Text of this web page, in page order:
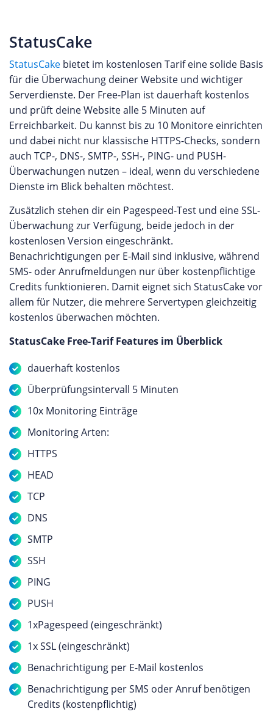
StatusCake
StatusCake bietet im kostenlosen Tarif eine solide Basis
für die Überwachung deiner Website und wichtiger
Serverdienste. Der Free-Plan ist dauerhaft kostenlos
und prüft deine Website alle 5 Minuten auf
Erreichbarkeit. Du kannst bis zu 10 Monitore einrichten
und dabei nicht nur klassische HTTPS-Checks, sondern
auch TCP-, DNS-, SMTP-, SSH-, PING- und PUSH-
Überwachungen nutzen – ideal, wenn du verschiedene
Dienste im Blick behalten möchtest.
Zusätzlich stehen dir ein Pagespeed-Test und eine SSL-
Überwachung zur Verfügung, beide jedoch in der
kostenlosen Version eingeschränkt.
Benachrichtigungen per E-Mail sind inklusive, während
SMS- oder Anrufmeldungen nur über kostenpflichtige
Credits funktionieren. Damit eignet sich StatusCake vor
allem für Nutzer, die mehrere Servertypen gleichzeitig
kostenlos überwachen möchten.
StatusCake Free-Tarif Features im Überblick
dauerhaft kostenlos
Überprüfungsintervall 5 Minuten
10x Monitoring Einträge
Monitoring Arten:
HTTPS
HEAD
TCP
DNS
SMTP
SSH
PING
PUSH
1xPagespeed (eingeschränkt)
1x SSL (eingeschränkt)
Benachrichtigung per E-Mail kostenlos
Benachrichtigung per SMS oder Anruf benötigen
Credits (kostenpflichtig)